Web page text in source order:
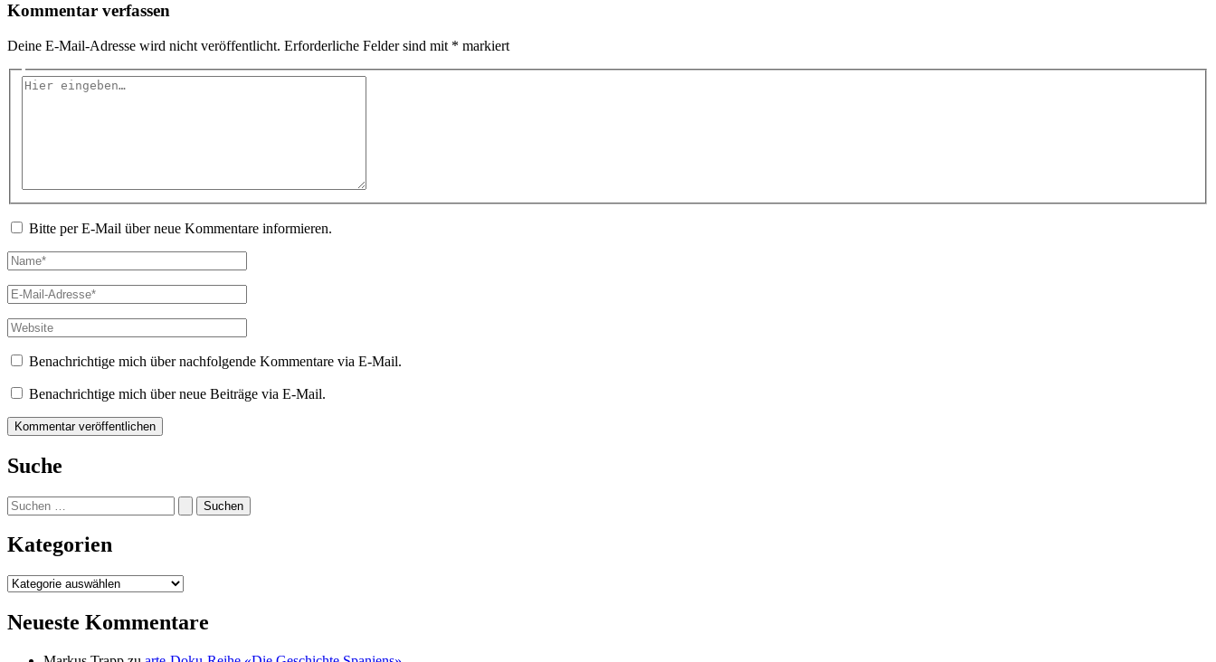
Kommentar verfassen
Deine E-Mail-Adresse wird nicht veröffentlicht. Erforderliche Felder sind mit * markiert
Hier
Bitte per E-Mail über neue Kommentare informieren.
Name*
E-
Mail-
Adresse*
Website
Benachrichtige mich über nachfolgende Kommentare via E-Mail.
Benachrichtige mich über neue Beiträge via E-Mail.
Suche
Suchen
nach:
Kategorien
Kategorien
Neueste Kommentare